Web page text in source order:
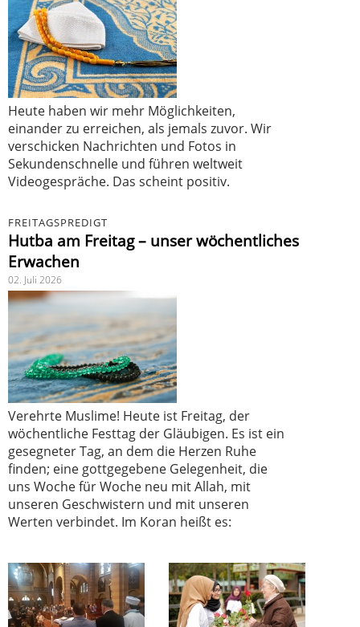
Heute haben wir mehr Möglichkeiten,
einander zu erreichen, als jemals zuvor. Wir
verschicken Nachrichten und Fotos in
Sekundenschnelle und führen weltweit
Videogespräche. Das scheint positiv.
FREITAGSPREDIGT
Hutba am Freitag – unser wöchentliches
Erwachen
02. Juli 2026
Verehrte Muslime! Heute ist Freitag, der
wöchentliche Festtag der Gläubigen. Es ist ein
gesegneter Tag, an dem die Herzen Ruhe
finden; eine gottgegebene Gelegenheit, die
uns Woche für Woche neu mit Allah, mit
unseren Geschwistern und mit unseren
Werten verbindet. Im Koran heißt es: